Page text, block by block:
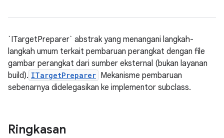
`ITargetPreparer` abstrak yang menangani langkah-
langkah umum terkait pembaruan perangkat dengan file
gambar perangkat dari sumber eksternal (bukan layanan
build). ITargetPreparer Mekanisme pembaruan
sebenarnya didelegasikan ke implementor subclass.
Ringkasan